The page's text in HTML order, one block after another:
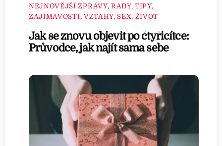
NEJNOVĚJŠÍ ZPRÁVY, RADY, TIPY,
ZAJÍMAVOSTI, VZTAHY, SEX, ŽIVOT
Jak se znovu objevit po čtyřicítce:
Průvodce, jak najít sama sebe